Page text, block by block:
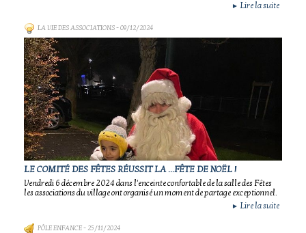
► Lire la suite
LA VIE DES ASSOCIATIONS- 09/12/2024
LE COMITÉ DES FÊTES RÉUSSIT LA ...FÊTE DE NOËL !
Vendredi 6 décembre 2024 dans l'enceinte confortable de la salle des Fêtes
les associations du village ont organisé un moment de partage exceptionnel.
► Lire la suite
PÔLE ENFANCE- 25/11/2024